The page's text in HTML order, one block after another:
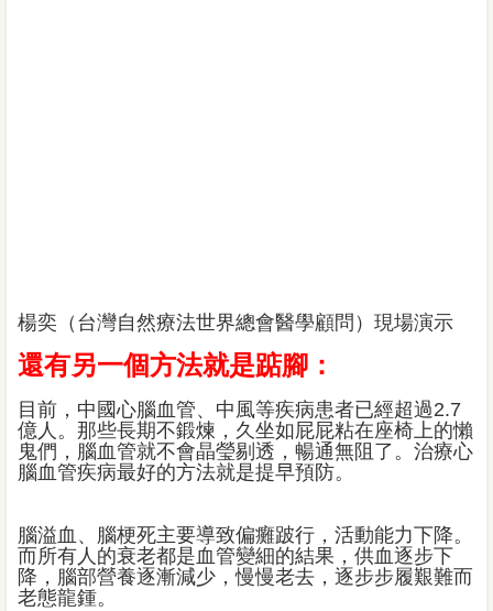
楊奕（台灣自然療法世界總會醫學顧問）現場演示
還有另一個方法就是踮腳：
目前，中國心腦血管、中風等疾病患者已經超過2.7
億人。那些長期不鍛煉，久坐如屁屁粘在座椅上的懶
鬼們，腦血管就不會晶瑩剔透，暢通無阻了。治療心
腦血管疾病最好的方法就是提早預防。
腦溢血、腦梗死主要導致偏癱跛行，活動能力下降。
而所有人的衰老都是血管變細的結果，供血逐步下
降，腦部營養逐漸減少，慢慢老去，逐步步履艱難而
老態龍鍾。